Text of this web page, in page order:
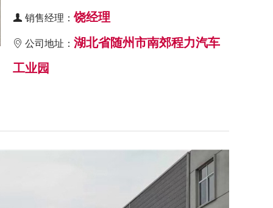
 销售经理： 饶经理
 公司地址： 湖北省随州市南郊程力汽车
工业园